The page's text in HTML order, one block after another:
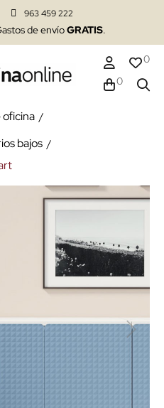
963 459 222
de envíoGRATIS.
0
0
bajos